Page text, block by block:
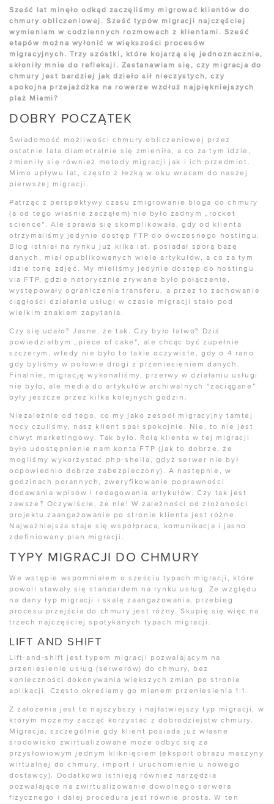
Sześć lat minęło odkąd zaczęliśmy migrować klientów do
chmury obliczeniowej. Sześć typów migracji najczęściej
wymieniam w codziennych rozmowach z klientami. Sześć
etapów można wyłonić w większości procesów
migracyjnych. Trzy szóstki, które kojarzą się jednoznacznie,
skłoniły mnie do refleksji. Zastanawiam się, czy migracja do
chmury jest bardziej jak dzieło sił nieczystych, czy
spokojna przejażdżka na rowerze wzdłuż najpiękniejszych
plaż Miami?
DOBRY POCZĄTEK
Świadomość możliwości chmury obliczeniowej przez
ostatnie lata diametralnie się zmieniła, a co za tym idzie,
zmieniły się również metody migracji jak i ich przedmiot.
Mimo upływu lat, często z łezką w oku wracam do naszej
pierwszej migracji.
Patrząc z perspektywy czasu zmigrowanie bloga do chmury
(a od tego właśnie zacząłem) nie było żadnym „rocket
science”. Ale sprawa się skomplikowała, gdy od klienta
otrzymaliśmy jedynie dostęp FTP do ówczesnego hostingu.
Blog istniał na rynku już kilka lat, posiadał sporą bazę
danych, miał opublikowanych wiele artykułów, a co za tym
idzie tonę zdjęć. My mieliśmy jedynie dostęp do hostingu
via FTP, gdzie notorycznie zrywane było połączenie,
występowały ograniczenia transferu, a przez to zachowanie
ciągłości działania usługi w czasie migracji stało pod
wielkim znakiem zapytania.
Czy się udało? Jasne, że tak. Czy było łatwo? Dziś
powiedziałbym „piece of cake”, ale chcąc być zupełnie
szczerym, wtedy nie było to takie oczywiste, gdy o 4 rano
gdy byliśmy w połowie drogi z przeniesieniem danych.
Finalnie, migrację wykonaliśmy, przerwy w działaniu usługi
nie było, ale media do artykułów archiwalnych “zaciągane”
były jeszcze przez kilka kolejnych godzin.
Niezależnie od tego, co my jako zespół migracyjny tamtej
nocy czuliśmy, nasz klient spał spokojnie. Nie, to nie jest
chwyt marketingowy. Tak było. Rolą klienta w tej migracji
było udostępnienie nam konta FTP (jak to dobrze, że
mogliśmy wykorzystać php-shella, gdyż serwer nie był
odpowiednio dobrze zabezpieczony). A następnie, w
godzinach porannych, zweryfikowanie poprawności
dodawania wpisów i redagowania artykułów. Czy tak jest
zawsze? Oczywiście, że nie! W zależności od złożoności
projektu zaangażowanie po stronie klienta jest różne.
Najważniejsza staje się współpraca, komunikacja i jasno
zdefiniowany plan migracji.
TYPY MIGRACJI DO CHMURY
We wstępie wspomniałem o sześciu typach migracji, które
powoli stawały się standardem na rynku usług. Ze względu
na dany typ migracji i skalę zaangażowania, przebieg
procesu przejścia do chmury jest różny. Skupię się więc na
trzech najczęściej spotykanych typach migracji.
LIFT AND SHIFT
Lift-and-shift jest typem migracji pozwalającym na
przeniesienie usług (serwerów) do chmury, bez
konieczności dokonywania większych zmian po stronie
aplikacji. Często określamy go mianem przeniesienia 1:1.
Z założenia jest to najszybszy i najłatwiejszy typ migracji, w
którym możemy zacząć korzystać z dobrodziejstw chmury.
Migracja, szczególnie gdy klient posiada już własne
środowisko zwirtualizowane może odbyć się za
przysłowiowym jednym kliknięciem (eksport obrazu maszyny
wirtualnej do chmury, import i uruchomienie u nowego
dostawcy). Dodatkowo istnieją również narzędzia
pozwalające na zwirtualizowanie dowolnego serwera
fizycznego i dalej procedura jest równie prosta. W ten